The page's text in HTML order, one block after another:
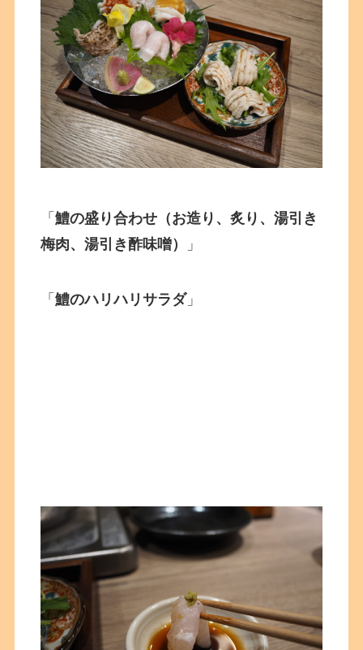
「鱧の盛り合わせ（お造り、炙り、湯引き
梅肉、湯引き酢味噌）
」
「鱧のハリハリサラダ」